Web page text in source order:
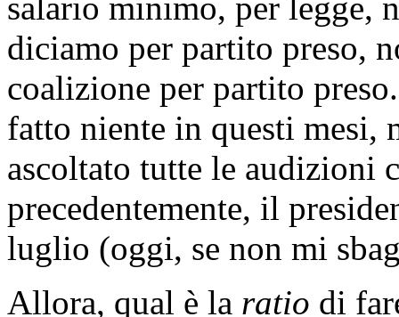
diciamo per partito preso,
coalizione per partito
fatto niente in questi mesi,
ascoltato tutte le audizioni
precedentemente, il
luglio (oggi, se non mi
Allora, qual è la ratio di